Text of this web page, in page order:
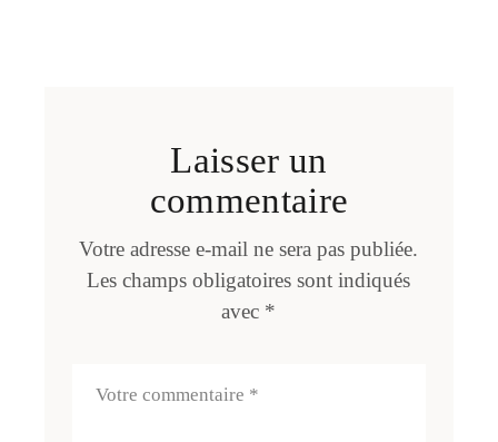
Laisser un
commentaire
Votre adresse e-mail ne sera pas publiée.
Les champs obligatoires sont indiqués
avec *